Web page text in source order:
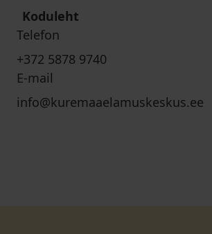
Koduleht
Telefon
+372 5878 9740
E-mail
info@kuremaaelamuskeskus.ee